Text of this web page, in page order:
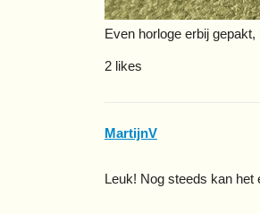
Even horloge erbij
2 likes
MartijnV
Leuk! Nog steeds kan het